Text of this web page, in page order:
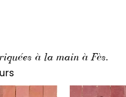
à la main à Fès.